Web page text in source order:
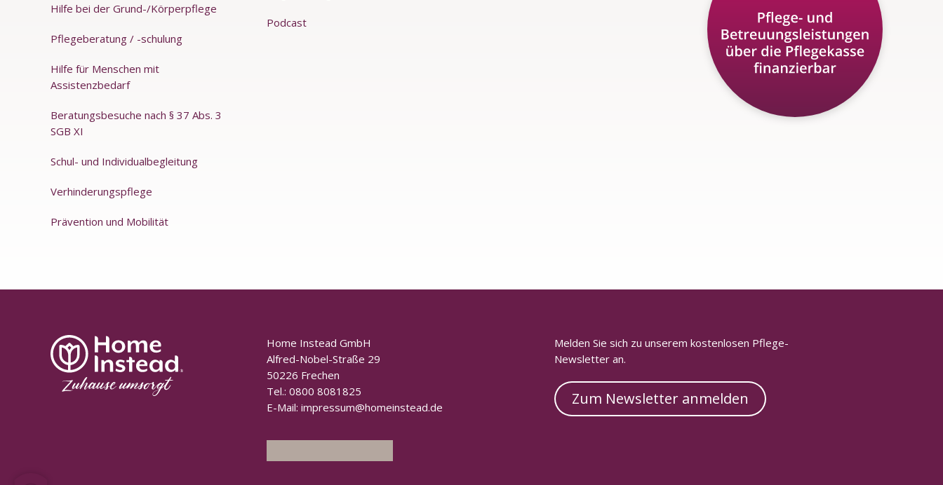
Hilfe bei der Grund-/Körperpflege
Pflegeberatung / -schulung
Hilfe für Menschen mit
Assistenzbedarf
Beratungsbesuche nach § 37 Abs. 3
SGB XI
Schul- und Individualbegleitung
Verhinderungspflege
Prävention und Mobilität
Podcast
Home Instead GmbH
Alfred-Nobel-Straße 29
50226 Frechen
Tel.: 0800 8081825
E-Mail: impressum@homeinstead.de
Melden Sie sich zu unserem kostenlosen Pflege-
Newsletter an.
Zum Newsletter anmelden